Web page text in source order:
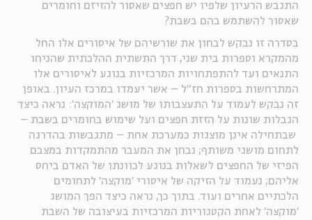
התגבש הרעיון שלפיו יש חפצים שאסור להזיזם וחומרים
שאסור להשתמש בהם בשבת?
בסדרה זו נבקש לבחון את שורשיהם של איסורים אלו החל
מהמקרא וספרות בית שני, דרך התשתית ההלכתית שהניחו
התנאים ועד להתפתחויות המרכזיות בנוגע לאיסורים אלו
המתרחשות בספרות חז"ל – אשר יעמדו במרכז העיון. באופן
זה נבקש לעמוד על התעצבותו של מושג 'המוקצה': נראה כיצד
הגבלות שונות על הזזת חפצים ועל שימוש בחומרים בשבת –
שבתחילה אינן מוצגות כמערכת אחת – מתגבשות בהדרגה
לתחום מושגי משותף; נבחן את המעבר מהתמקדות במצבם
הפיזי של החפצים לשאלות בנוגע לכוונתו של האדם ביחס
אליהם; נעמוד על הזיקה של איסורי 'מוקצה' לתחומים
הלכתיים אחרים ועוד. בתוך כך, נראה כיצד הפך המושג
'מוקצה' לאחת הקטגוריות המרכזיות בעיצובה של השבת